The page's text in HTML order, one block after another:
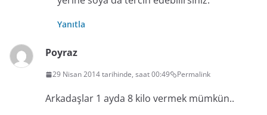
Yanıtla
Poyraz
29 Nisan 2014 tarihinde, saat 00:49 Permalink
Arkadaşlar 1 ayda 8 kilo vermek mümkün..